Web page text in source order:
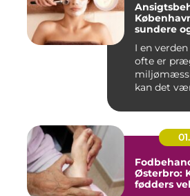
sundere
I en
ofte er
kan det
Østerbro:
fødders